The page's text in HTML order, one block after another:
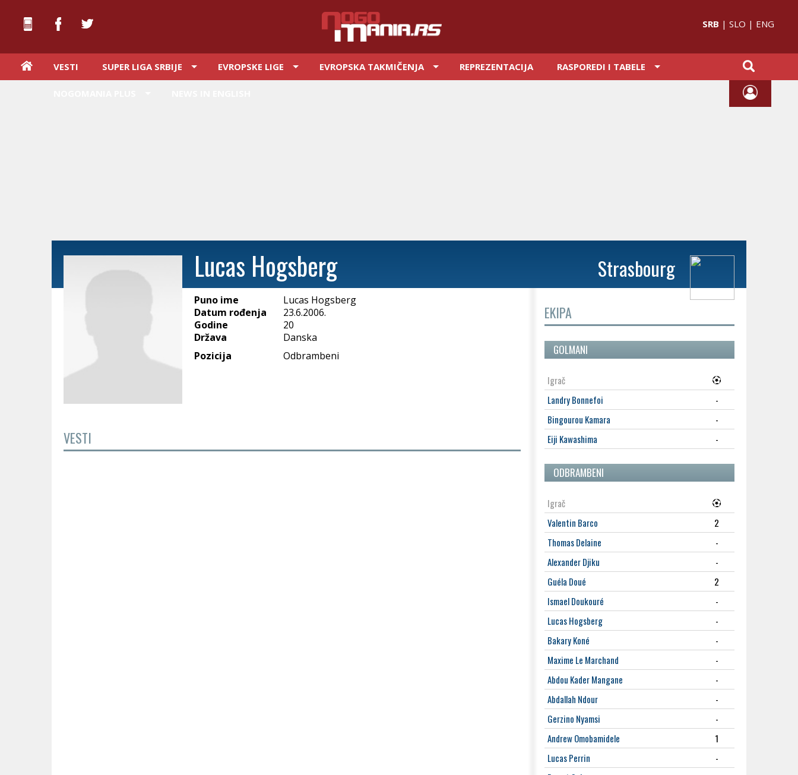
SRB | SLO | ENG
VESTI SUPER LIGA SRBIJE EVROPSKE LIGE EVROPSKA TAKMIČENJA REPREZENTACIJA RASPOREDI I TABELE
EKIPA
GOLMANI
Igrač
Landry Bonnefoi
-
Bingourou Kamara
-
Eiji Kawashima
-
ODBRAMBENI
Igrač
Valentin Barco
2
Thomas Delaine
-
Alexander Djiku
-
Guéla Doué
2
Ismael Doukouré
-
Lucas Hogsberg
-
Bakary Koné
-
Maxime Le Marchand
-
Abdou Kader Mangane
-
Abdallah Ndour
-
Gerzino Nyamsi
-
Andrew Omobamidele
1
Lucas Perrin
-
Lucas Hogsberg Strasbourg
Puno ime
Lucas Hogsberg
Datum rođenja
23.6.2006.
Godine
20
Država
Danska
Pozicija
Odbrambeni
VESTI